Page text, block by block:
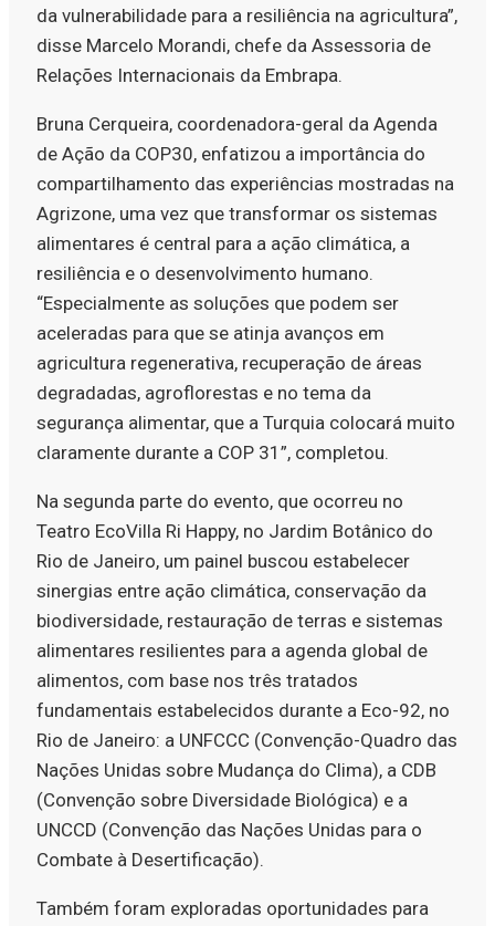
da vulnerabilidade para a resiliência na agricultura”,
disse Marcelo Morandi, chefe da Assessoria de
Relações Internacionais da Embrapa.
Bruna Cerqueira, coordenadora-geral da Agenda
de Ação da COP30, enfatizou a importância do
compartilhamento das experiências mostradas na
Agrizone, uma vez que transformar os sistemas
alimentares é central para a ação climática, a
resiliência e o desenvolvimento humano.
“Especialmente as soluções que podem ser
aceleradas para que se atinja avanços em
agricultura regenerativa, recuperação de áreas
degradadas, agroflorestas e no tema da
segurança alimentar, que a Turquia colocará muito
claramente durante a COP 31”, completou.
Na segunda parte do evento, que ocorreu no
Teatro EcoVilla Ri Happy, no Jardim Botânico do
Rio de Janeiro, um painel buscou estabelecer
sinergias entre ação climática, conservação da
biodiversidade, restauração de terras e sistemas
alimentares resilientes para a agenda global de
alimentos, com base nos três tratados
fundamentais estabelecidos durante a Eco-92, no
Rio de Janeiro: a UNFCCC (Convenção-Quadro das
Nações Unidas sobre Mudança do Clima), a CDB
(Convenção sobre Diversidade Biológica) e a
UNCCD (Convenção das Nações Unidas para o
Combate à Desertificação).
Também foram exploradas oportunidades para